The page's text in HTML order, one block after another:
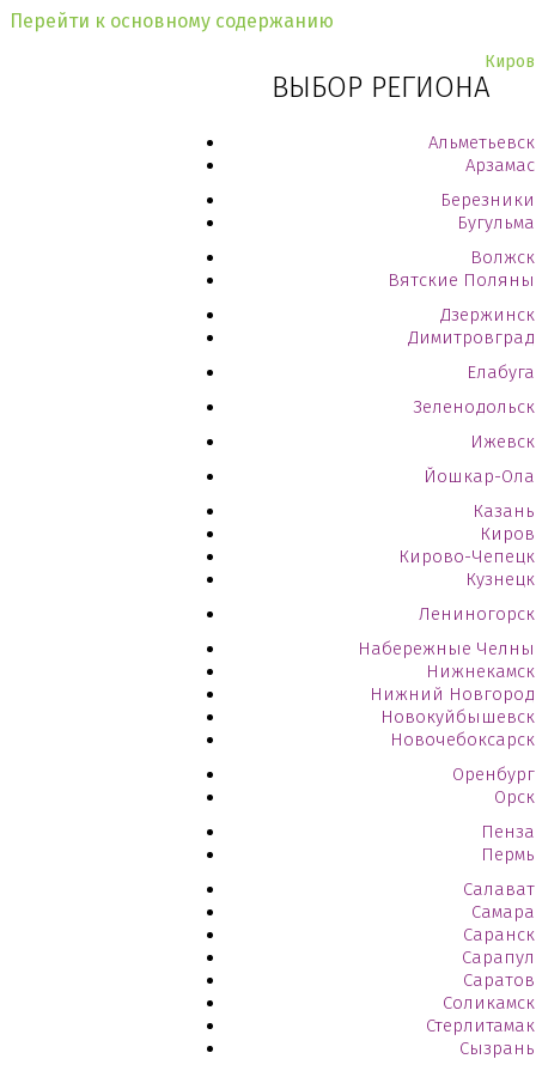
Перейти к основному содержанию
Киров
ВЫБОР РЕГИОНА
Альметьевск
Арзамас
Березники
Бугульма
Волжск
Вятские Поляны
Дзержинск
Димитровград
Елабуга
Зеленодольск
Ижевск
Йошкар-Ола
Казань
Киров
Кирово-Чепецк
Кузнецк
Лениногорск
Набережные Челны
Нижнекамск
Нижний Новгород
Новокуйбышевск
Новочебоксарск
Оренбург
Орск
Пенза
Пермь
Салават
Самара
Саранск
Сарапул
Саратов
Соликамск
Стерлитамак
Сызрань